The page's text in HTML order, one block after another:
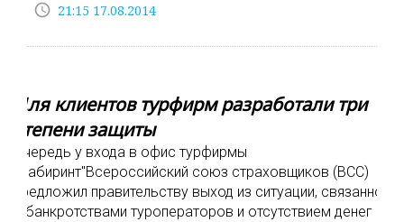
access_time 21:15 17.08.2014
Для клиентов турфирм разработали три
степени защиты
Очередь у входа в офис турфирмы
"Лабиринт"Всероссийский союз страховщиков (ВСС)
предложил правительству выход из ситуации, связанной
с банкротствами туроператоров и отсутствием денег